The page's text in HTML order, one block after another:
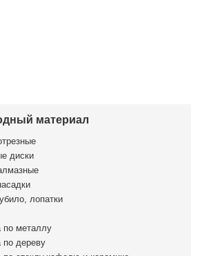
материал
диски
лопатки
по металлу
по дереву